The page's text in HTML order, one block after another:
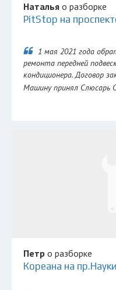
Наталья о разборке
PitStop на
1 мая 2021 года
ремонта передней
кондиционера. Договор
Машину принял Слюсарь
Петр о разборке
Кореана на пр.Науки